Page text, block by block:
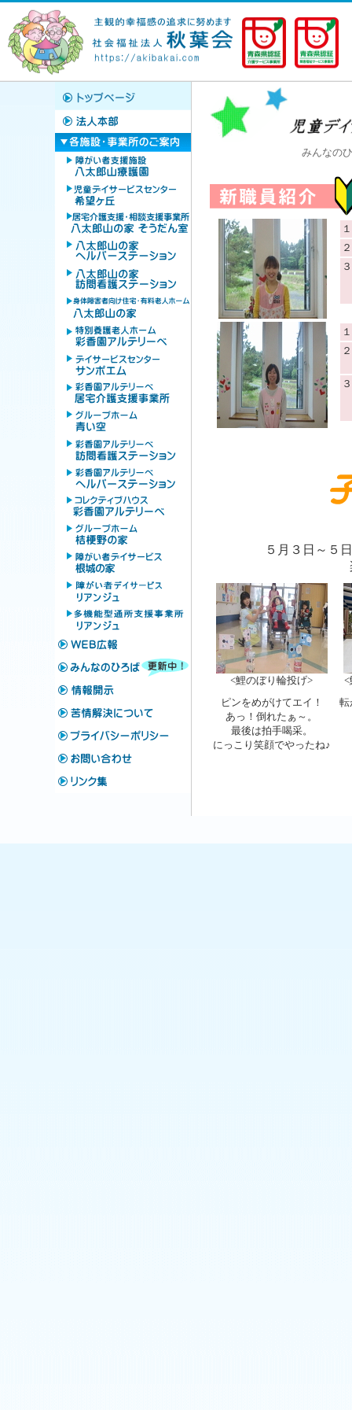
みんなの
５月３日～５
<鯉のぼり輪投げ>
<
ピンをめがけてエイ！
あっ！倒れたぁ～。
最後は拍手喝采。
にっこり笑顔でやったね♪
転